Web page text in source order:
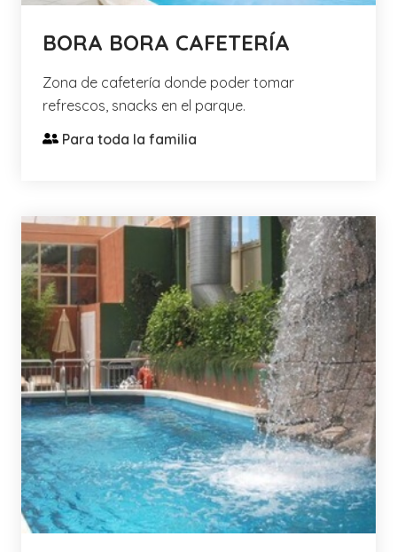
BORA BORA CAFETERÍA
Zona de cafetería donde poder tomar
refrescos, snacks en el parque.
Para toda la familia